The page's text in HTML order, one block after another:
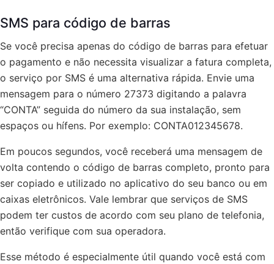
SMS para código de barras
Se você precisa apenas do código de barras para efetuar
o pagamento e não necessita visualizar a fatura completa,
o serviço por SMS é uma alternativa rápida. Envie uma
mensagem para o número 27373 digitando a palavra
“CONTA” seguida do número da sua instalação, sem
espaços ou hífens. Por exemplo: CONTA012345678.
Em poucos segundos, você receberá uma mensagem de
volta contendo o código de barras completo, pronto para
ser copiado e utilizado no aplicativo do seu banco ou em
caixas eletrônicos. Vale lembrar que serviços de SMS
podem ter custos de acordo com seu plano de telefonia,
então verifique com sua operadora.
Esse método é especialmente útil quando você está com